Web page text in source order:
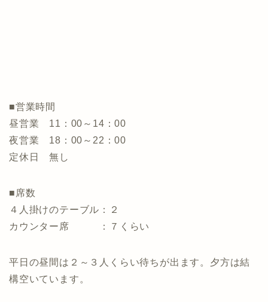
■営業時間
昼営業 11：00～14：00
夜営業 18：00～22：00
定休日 無し
■席数
４人掛けのテーブル：２
カウンター席 ：７くらい
平日の昼間は２～３人くらい待ちが出ます。夕方は結
構空いています。